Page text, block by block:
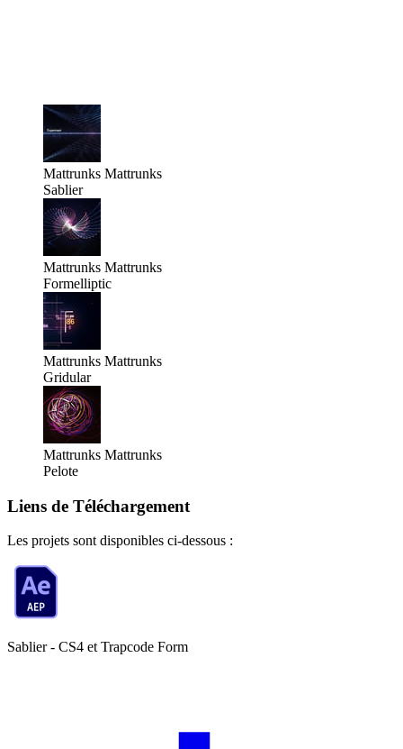
Mattrunks Mattrunks
Sablier
Mattrunks Mattrunks
Formelliptic
Mattrunks Mattrunks
Gridular
Mattrunks Mattrunks
Pelote
Liens de Téléchargement
Les projets sont disponibles ci-dessous :
Sablier - CS4 et Trapcode Form